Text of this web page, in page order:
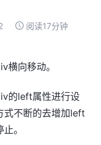
阅读17分钟
横向移动。
的left属性进行设
式不断的去增加left
。